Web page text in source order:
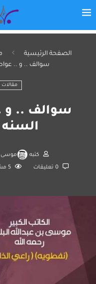
الصفحة الرئيسية
سوالف .. و .. عواطف .. ( 2 ) ــ السنه
مقالات
السنه
كتبه موسى
5